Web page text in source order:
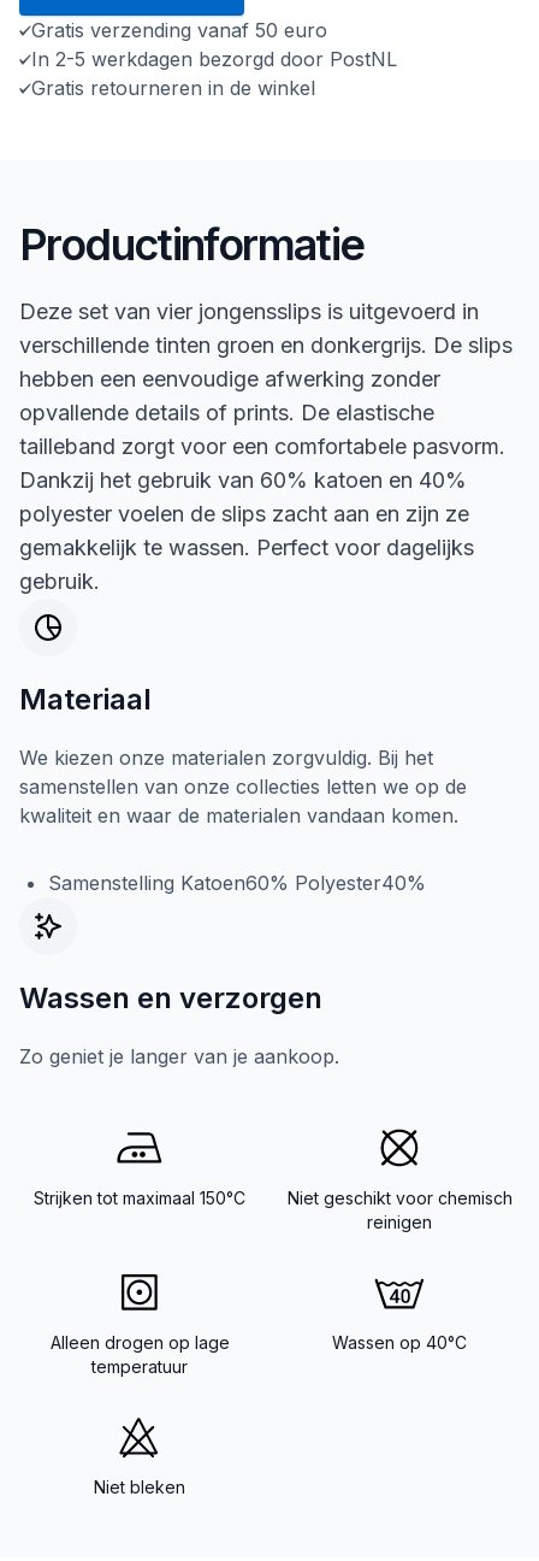
Gratis verzending vanaf 50 euro
In 2-5 werkdagen bezorgd door PostNL
Gratis retourneren in de winkel
Productinformatie
Deze set van vier jongensslips is uitgevoerd in
verschillende tinten groen en donkergrijs. De slips
hebben een eenvoudige afwerking zonder
opvallende details of prints. De elastische
tailleband zorgt voor een comfortabele pasvorm.
Dankzij het gebruik van 60% katoen en 40%
polyester voelen de slips zacht aan en zijn ze
gemakkelijk te wassen. Perfect voor dagelijks
gebruik.
Materiaal
We kiezen onze materialen zorgvuldig. Bij het
samenstellen van onze collecties letten we op de
kwaliteit en waar de materialen vandaan komen.
Samenstelling Katoen60% Polyester40%
Wassen en verzorgen
Zo geniet je langer van je aankoop.
Strijken tot maximaal 150°C
Niet geschikt voor chemisch
reinigen
Alleen drogen op lage
temperatuur
Wassen op 40°C
Niet bleken